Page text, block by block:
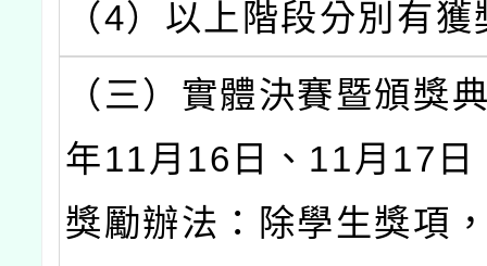
（4）以上階段分別有
（三）實體決賽暨頒獎
年11月16日、11月17日
獎勵辦法：除學生獎項